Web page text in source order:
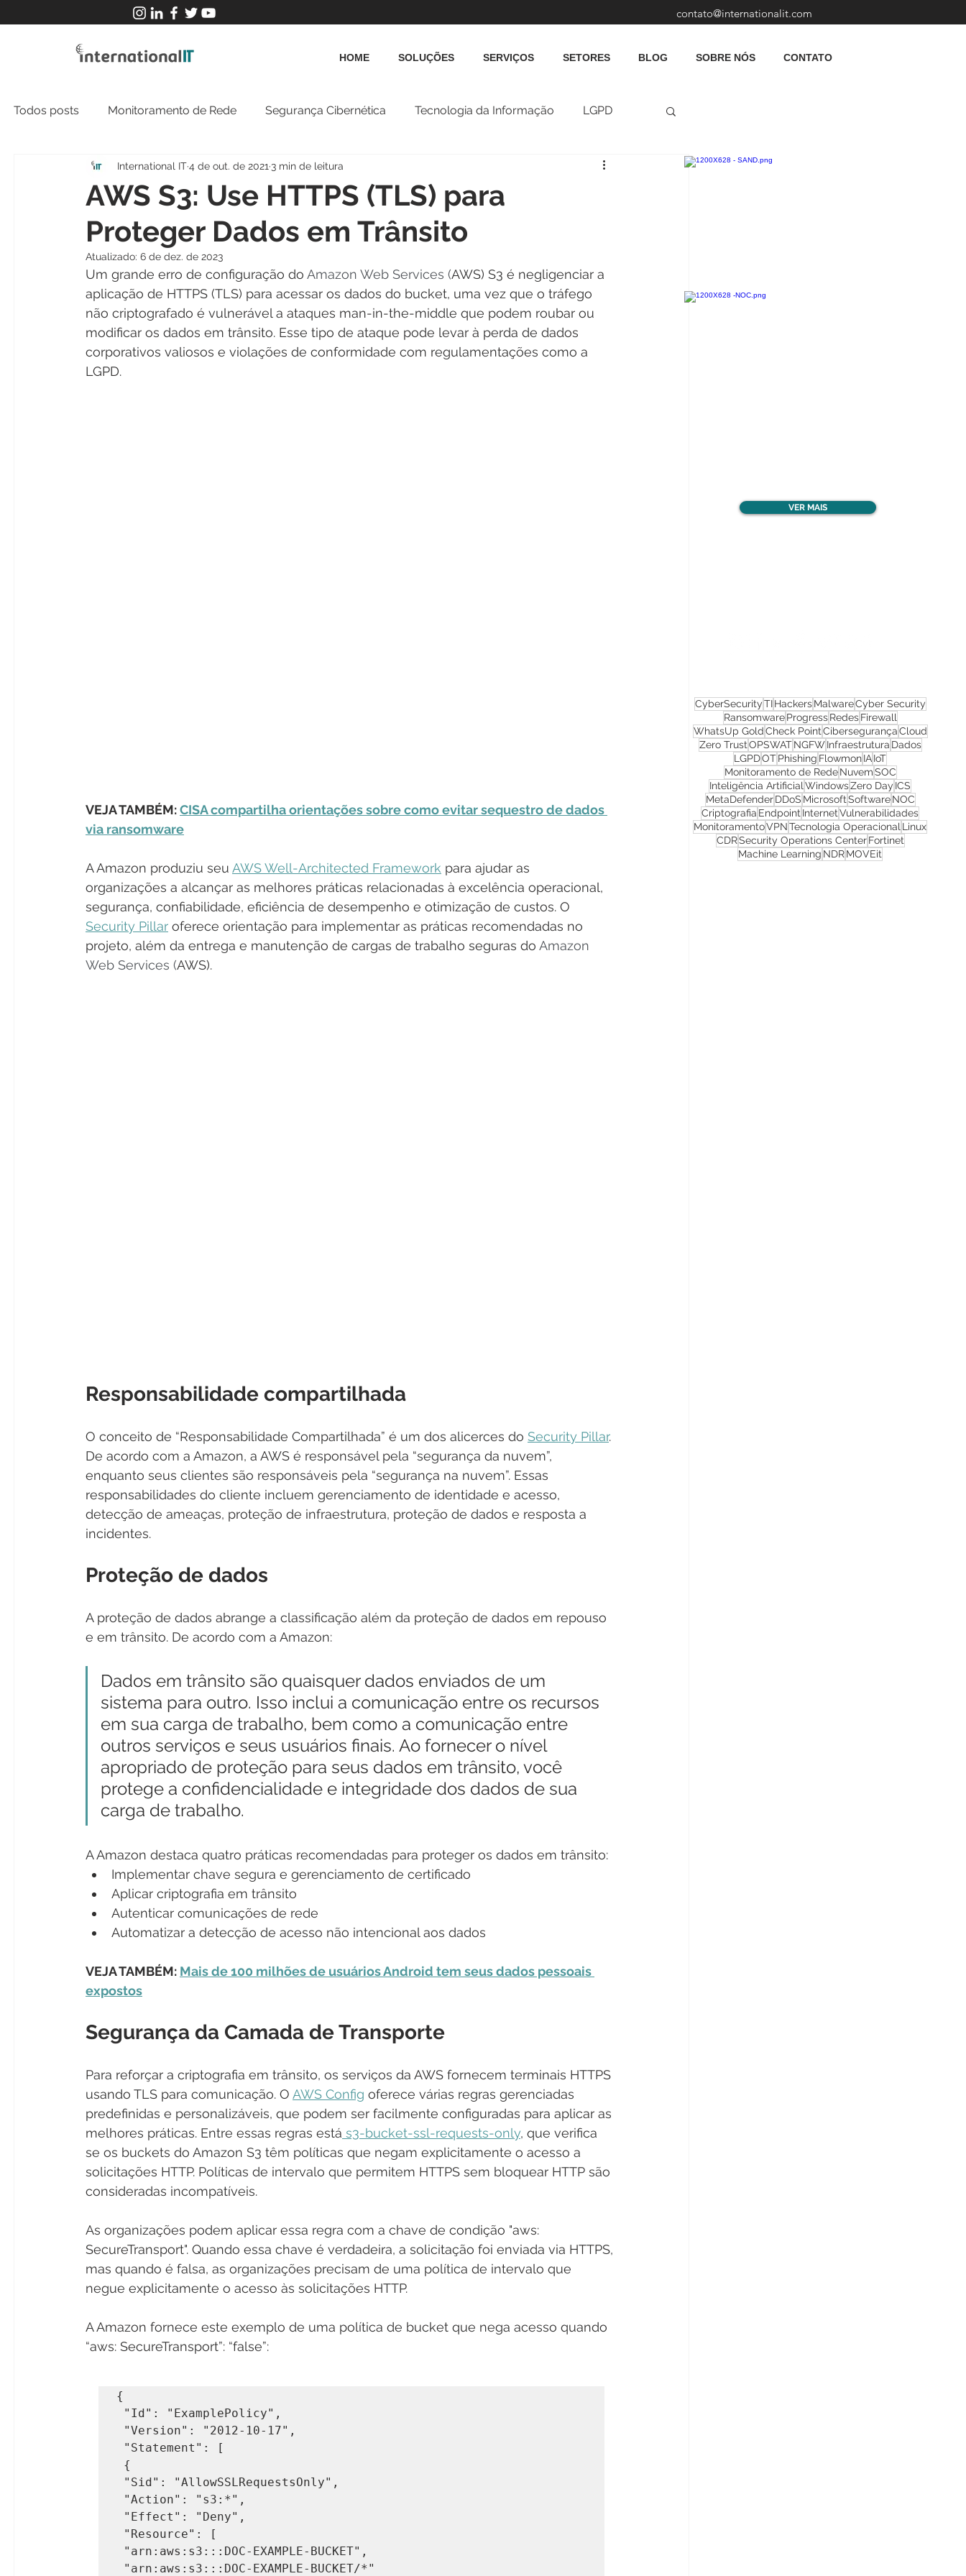
contato@internationalit.com
HOME SOLUÇÕES SERVIÇOS SETORES BLOG SOBRE NÓS CONTATO
Todos posts Monitoramento de Rede Segurança Cibernética Tecnologia da Informação LGPD
NOC Tecnologia Operacional
AWS S3: Use HTTPS (TLS) para
Proteger Dados em Trânsito
International IT4 de out. de 2021 3 min de leitura
Atualizado: 6 de dez. de 2023
Um grande erro de configuração do Amazon Web Services (AWS) S3 é negligenciar a
aplicação de HTTPS (TLS) para acessar os dados do bucket, uma vez que o tráfego
não criptografado é vulnerável a ataques man-in-the-middle que podem roubar ou
modificar os dados em trânsito. Esse tipo de ataque pode levar à perda de dados
corporativos valiosos e violações de conformidade com regulamentações como a
LGPD.
VEJA TAMBÉM: CISA compartilha orientações sobre como evitar sequestro de dados
via ransomware
A Amazon produziu seu AWS Well-Architected Framework para ajudar as
organizações a alcançar as melhores práticas relacionadas à excelência operacional,
segurança, confiabilidade, eficiência de desempenho e otimização de custos. O
Security Pillar oferece orientação para implementar as práticas recomendadas no
projeto, além da entrega e manutenção de cargas de trabalho seguras do Amazon
Web Services (AWS).
Responsabilidade compartilhada
O conceito de “Responsabilidade Compartilhada” é um dos alicerces do Security Pillar.
De acordo com a Amazon, a AWS é responsável pela “segurança da nuvem”,
enquanto seus clientes são responsáveis ​​pela “segurança na nuvem”. Essas
responsabilidades do cliente incluem gerenciamento de identidade e acesso,
detecção de ameaças, proteção de infraestrutura, proteção de dados e resposta a
incidentes.
Proteção de dados
A proteção de dados abrange a classificação além da proteção de dados em repouso
e em trânsito. De acordo com a Amazon:
Dados em trânsito são quaisquer dados enviados de um
sistema para outro. Isso inclui a comunicação entre os recursos
em sua carga de trabalho, bem como a comunicação entre
outros serviços e seus usuários finais. Ao fornecer o nível
apropriado de proteção para seus dados em trânsito, você
protege a confidencialidade e integridade dos dados de sua
carga de trabalho.
A Amazon destaca quatro práticas recomendadas para proteger os dados em trânsito:
Implementar chave segura e gerenciamento de certificado
Aplicar criptografia em trânsito
Autenticar comunicações de rede
Automatizar a detecção de acesso não intencional aos dados
VEJA TAMBÉM: Mais de 100 milhões de usuários Android tem seus dados pessoais
expostos
Segurança da Camada de Transporte
Para reforçar a criptografia em trânsito, os serviços da AWS fornecem terminais HTTPS
usando TLS para comunicação. O AWS Config oferece várias regras gerenciadas
predefinidas e personalizáveis, que podem ser facilmente configuradas para aplicar as
melhores práticas. Entre essas regras está s3-bucket-ssl-requests-only, que verifica
se os buckets do Amazon S3 têm políticas que negam explicitamente o acesso a
solicitações HTTP. Políticas de intervalo que permitem HTTPS sem bloquear HTTP são
consideradas incompatíveis.
As organizações podem aplicar essa regra com a chave de condição "aws:
SecureTransport". Quando essa chave é verdadeira, a solicitação foi enviada via HTTPS,
mas quando é falsa, as organizações precisam de uma política de intervalo que
negue explicitamente o acesso às solicitações HTTP.
A Amazon fornece este exemplo de uma política de bucket que nega acesso quando
“aws: SecureTransport”: “false”:
{
"Id": "ExamplePolicy",
"Version": "2012-10-17",
"Statement": [
{
"Sid": "AllowSSLRequestsOnly",
"Action": "s3:*",
"Effect": "Deny",
"Resource": [
"arn:aws:s3:::DOC-EXAMPLE-BUCKET",
"arn:aws:s3:::DOC-EXAMPLE-BUCKET/*"
CyberSecurityTI Hackers MalwareCyber Security
Ransomware Progress Redes Firewall
WhatsUp GoldCheck PointCibersegurançaCloud
Zero TrustOPSWAT NGFW Infraestrutura Dados
LGPDOTPhishing FlowmonIAIoT
Monitoramento de Rede NuvemSOC
Inteligência Artificial WindowsZero Day ICS
MetaDefender DDoS MicrosoftSoftware NOC
Criptografia Endpoint InternetVulnerabilidades
MonitoramentoVPNTecnologia Operacional Linux
CDRSecurity Operations Center Fortinet
Machine Learning NDRMOVEit
VER MAIS